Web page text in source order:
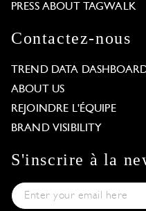
PRESS ABOUT TAGWALK
Contactez-nous
TREND DATA
ABOUT US
REJOINDRE L'ÉQUIPE
BRAND VISIBILITY
S'inscrire à la